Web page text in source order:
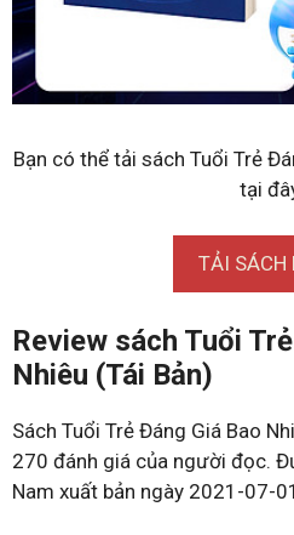
Bạn có thể tải sách Tuổi Trẻ
tại
TẢI SÁCH
Review sách Tuổi
Nhiêu (Tái Bản)
Sách Tuổi Trẻ Đáng Giá Bao
270 đánh giá của người đọc.
Nam xuất bản ngày 2021-07-